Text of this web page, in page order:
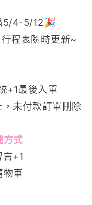
5/4-5/12🎉
程表隨時更新~
+1最後入單
未付款訂單刪除
方式
+1
物車